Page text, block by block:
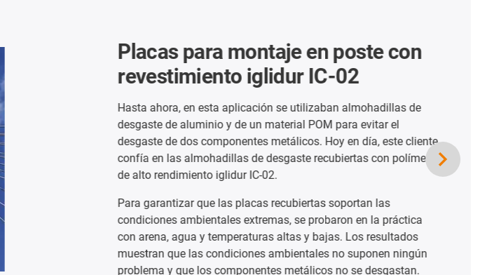
Placas para montaje en poste con
revestimiento iglidur IC-02
Hasta ahora, en esta aplicación se utilizaban almohadillas de
desgaste de aluminio y de un material POM para evitar el
desgaste de dos componentes metálicos. Hoy en día, este cliente
confía en las almohadillas de desgaste recubiertas con polímeros
de alto rendimiento iglidur IC-02.
Para garantizar que las placas recubiertas soportan las
condiciones ambientales extremas, se probaron en la práctica
con arena, agua y temperaturas altas y bajas. Los resultados
muestran que las condiciones ambientales no suponen ningún
problema y que los componentes metálicos no se desgastan.